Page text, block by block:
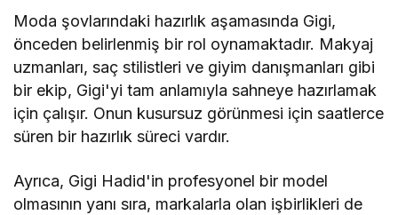
Moda şovlarındaki hazırlık aşamasında Gigi,
önceden belirlenmiş bir rol oynamaktadır. Makyaj
uzmanları, saç stilistleri ve giyim danışmanları gibi
bir ekip, Gigi'yi tam anlamıyla sahneye hazırlamak
için çalışır. Onun kusursuz görünmesi için saatlerce
süren bir hazırlık süreci vardır.
Ayrıca, Gigi Hadid'in profesyonel bir model
olmasının yanı sıra, markalarla olan işbirlikleri de